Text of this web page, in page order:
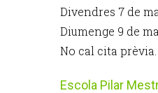
Divendres 7 de
Diumenge 9 de
No cal cita prèvia.
Escola Pilar